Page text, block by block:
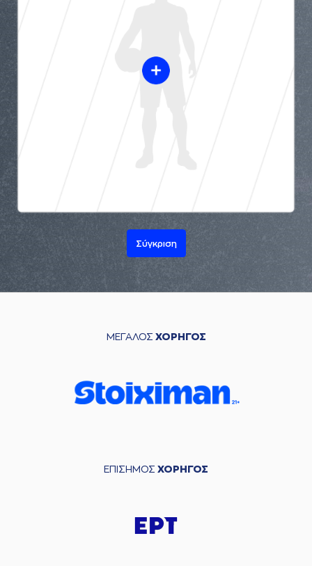
Σύγκριση
ΜΕΓΑΛΟΣ ΧΟΡΗΓΟΣ
ΕΠΙΣΗΜΟΣ ΧΟΡΗΓΟΣ